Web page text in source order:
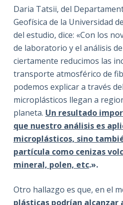
Daria Tatsii, del
Geofísica de la Universidad
del estudio, dice: «Con los
de laboratorio y el análisis
ciertamente reducimos las
transporte atmosférico de
podemos explicar a través
microplásticos llegan a
planeta. Un resultado
que nuestro análisis es
microplásticos, sino
partícula como cenizas
mineral, polen, etc.».
Otro hallazgo es que, en el
plásticas podrían alcanzar